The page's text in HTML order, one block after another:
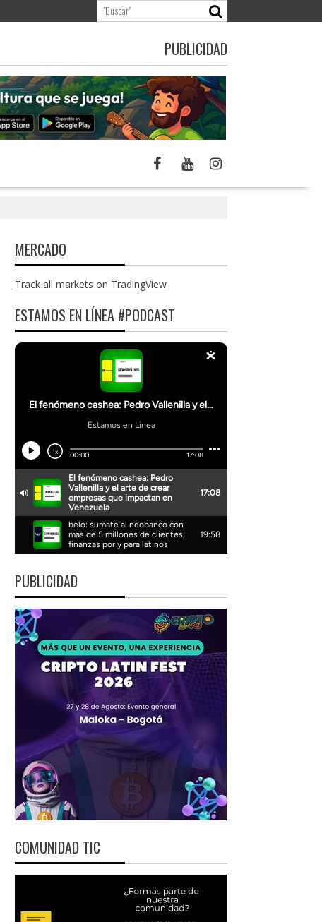
PUBLICIDAD
MERCADO
Track all markets on TradingView
ESTAMOS EN LÍNEA #PODCAST
PUBLICIDAD
COMUNIDAD TIC